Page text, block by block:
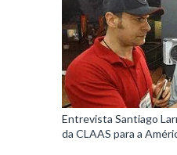
Entrevista Santiago
da CLAAS para a